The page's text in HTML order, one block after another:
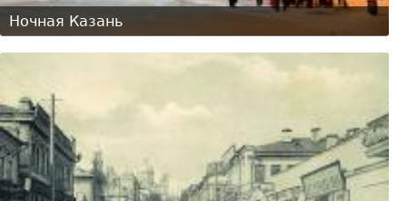
Ночная Казань